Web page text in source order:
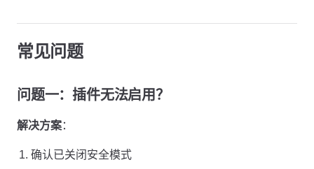
常见问题
问题一：插件无法启用？
解决方案：
确认已关闭安全模式